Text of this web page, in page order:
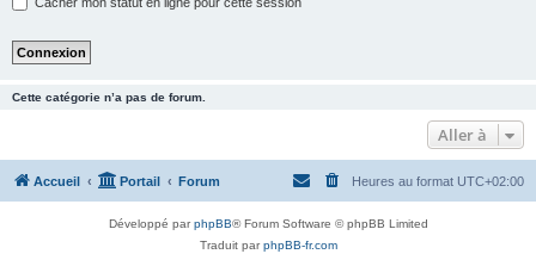
Cette catégorie n’a pas de forum.
Aller à
Accueil Portail Forum Heures au format UTC+02:00
Développé parphpBB® Forum Software © phpBB Limited
Traduit parphpBB-fr.com